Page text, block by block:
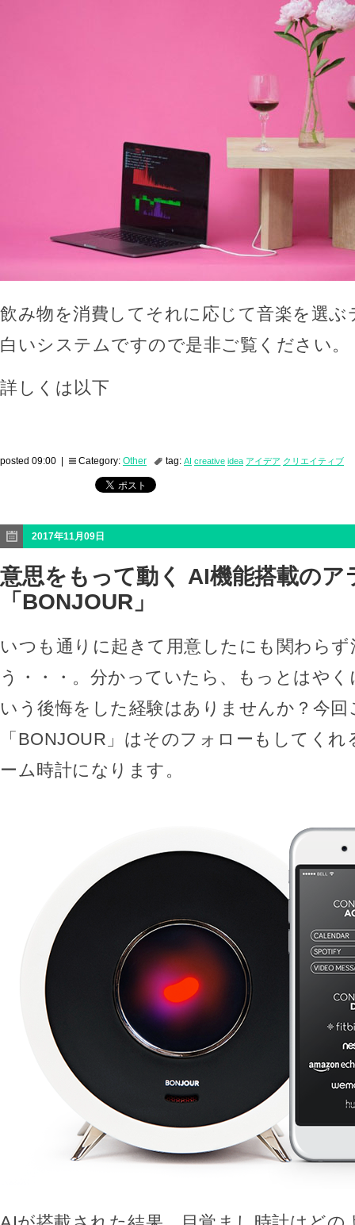
飲み物を消費してそれに応じて音楽を選ぶ
白いシステムですので是非ご覧ください。
詳しくは以下
posted 09:00 | Category: Other tag: AI creative idea アイデア クリエイティブ
2017年11月09日
意思をもって動く AI機能搭載のア
「BONJOUR」
いつも通りに起きて用意したにも関わら
う・・・。分かっていたら、もっとはや
いう後悔をした経験はありませんか？今回
「BONJOUR」はそのフォローもしてく
ーム時計になります。